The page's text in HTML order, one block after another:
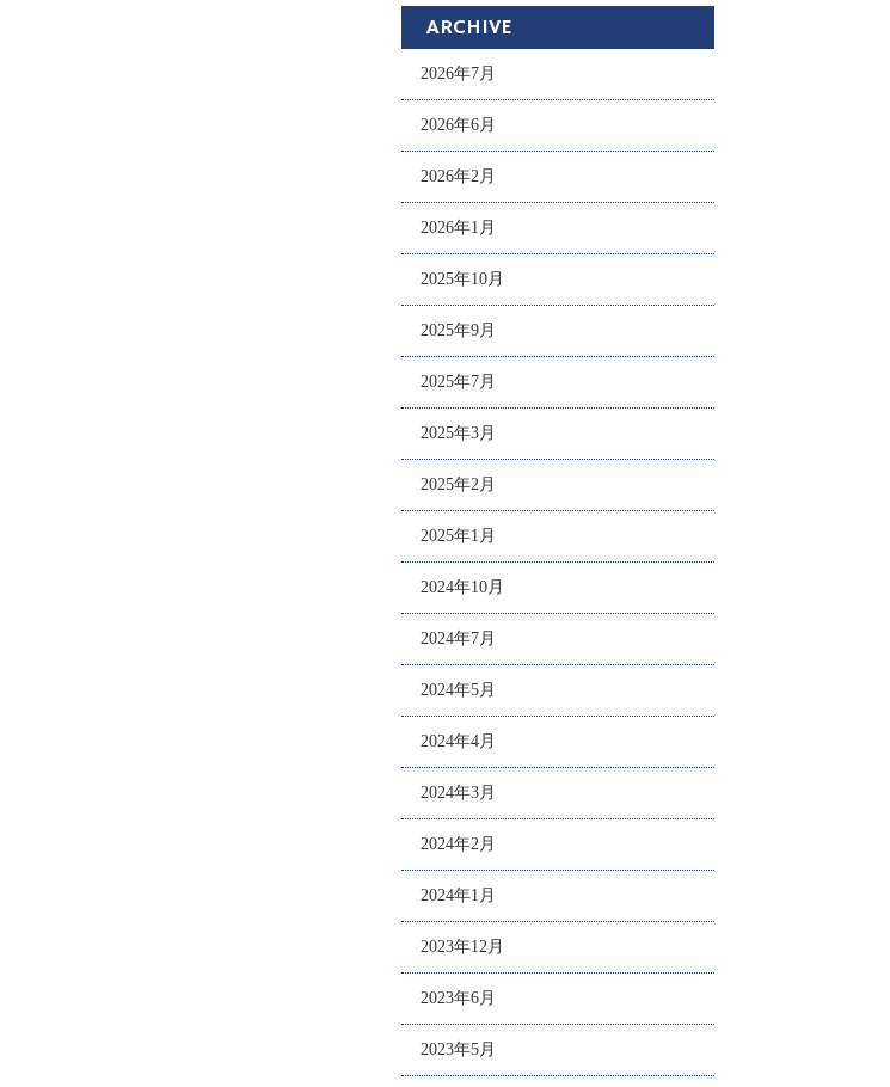
ARCHIVE
2026年7月
2026年6月
2026年2月
2026年1月
2025年10月
2025年9月
2025年7月
2025年3月
2025年2月
2025年1月
2024年10月
2024年7月
2024年5月
2024年4月
2024年3月
2024年2月
2024年1月
2023年12月
2023年6月
2023年5月